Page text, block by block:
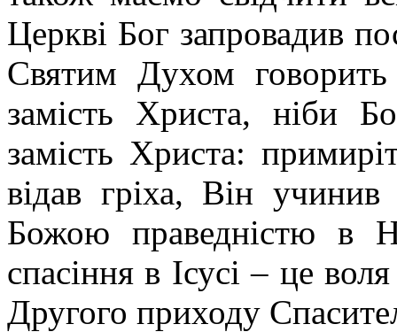
Церкві Бог запровадив
Святим Духом
замість Христа, ніби
замість Христа:
відав гріха, Він
Божою праведністю в
спасіння в Ісусі – це
Другого приходу